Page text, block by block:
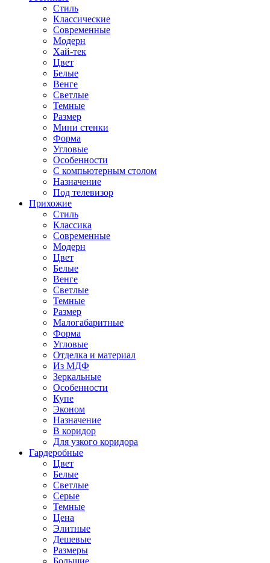
Стиль
Классические
Современные
Модерн
Хай-тек
Цвет
Белые
Венге
Светлые
Темные
Размер
Мини стенки
Форма
Угловые
Особенности
С компьютерным столом
Назначение
Под телевизор
Прихожие
Стиль
Классика
Современные
Модерн
Цвет
Белые
Венге
Светлые
Темные
Размер
Малогабаритные
Форма
Угловые
Отделка и материал
Из МДФ
Зеркальные
Особенности
Купе
Эконом
Назначение
В коридор
Для узкого коридора
Гардеробные
Цвет
Белые
Светлые
Серые
Темные
Цена
Элитные
Дешевые
Размеры
Большие